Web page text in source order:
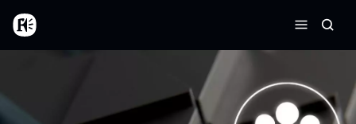
Aller au contenu principal
Accueil
Menu